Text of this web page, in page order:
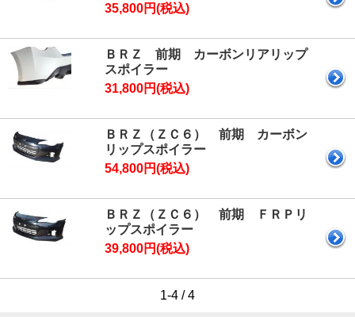
35,800円(税込)
ＢＲＺ 前期 カーボンリアリップ
スポイラー
31,800円(税込)
ＢＲＺ（ＺＣ６） 前期 カーボン
リップスポイラー
54,800円(税込)
ＢＲＺ（ＺＣ６） 前期 ＦＲＰリ
ップスポイラー
39,800円(税込)
1-4 / 4